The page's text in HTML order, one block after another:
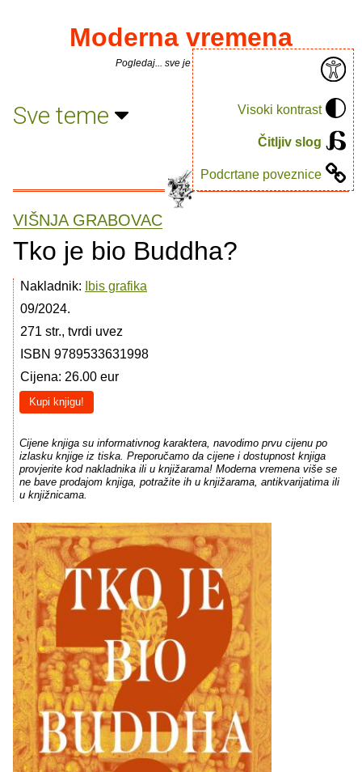
Visoki kontrast
Čitljiv slog
Podcrtane poveznice
Moderna vremena
Pogledaj... sve je puno knjiga.
Sve teme
VIŠNJA GRABOVAC
Tko je bio Buddha?
Nakladnik:
Ibis grafika
09/2024.
271 str., tvrdi uvez
ISBN 9789533631998
Cijena: 26.00 eur
Kupi knjigu!
Cijene knjiga su informativnog karaktera, navodimo prvu cijenu po
izlasku knjige iz tiska. Preporučamo da cijene i dostupnost knjiga
provjerite kod nakladnika ili u knjižarama! Moderna vremena više se
ne bave prodajom knjiga, potražite ih u knjižarama, antikvarijatima ili
u knjižnicama.